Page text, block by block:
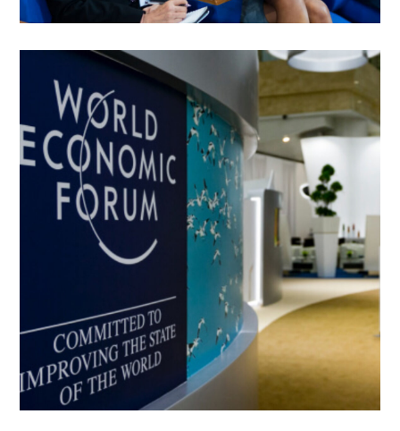
BIG DATA TO AI
Jornalismo investigativo Tecnologia
MACHINE LEARNING